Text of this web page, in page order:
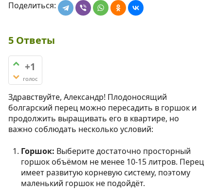
Поделиться:
5 Ответы
+1
голос
Здравствуйте, Александр! Плодоносящий
болгарский перец можно пересадить в горшок и
продолжить выращивать его в квартире, но
важно соблюдать несколько условий:
Горшок: Выберите достаточно просторный
горшок объёмом не менее 10-15 литров. Перец
имеет развитую корневую систему, поэтому
маленький горшок не подойдёт.